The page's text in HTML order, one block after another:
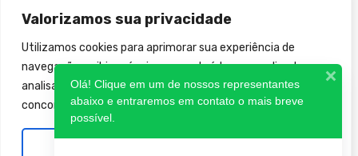
Valorizamos sua privacidade
Utilizamos cookies para aprimorar sua experiência de
navegação, exibir anúncios ou conteúdo personalizado e
analisar nosso tráfego. Ao clicar em “Aceitar todos”, você
concorda com nosso uso de cookies.
E-mail
jatomaq@jatomaq.com.br
Olá! Clique em um de nossos representantes
abaixo e entraremos em contato o mais breve
possível.